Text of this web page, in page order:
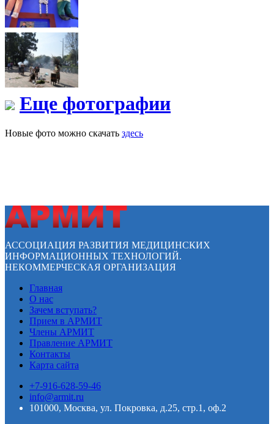
Еще фотографии
Новые фото можно скачать здесь
АССОЦИАЦИЯ РАЗВИТИЯ МЕДИЦИНСКИХ
ИНФОРМАЦИОННЫХ ТЕХНОЛОГИЙ.
НЕКОММЕРЧЕСКАЯ ОРГАНИЗАЦИЯ
Главная
О нас
Зачем вступать?
Прием в АРМИТ
Члены АРМИТ
Правление АРМИТ
Контакты
Карта сайта
+7-916-628-59-46
info@armit.ru
101000, Москва, ул. Покровка, д.25, стр.1, оф.2